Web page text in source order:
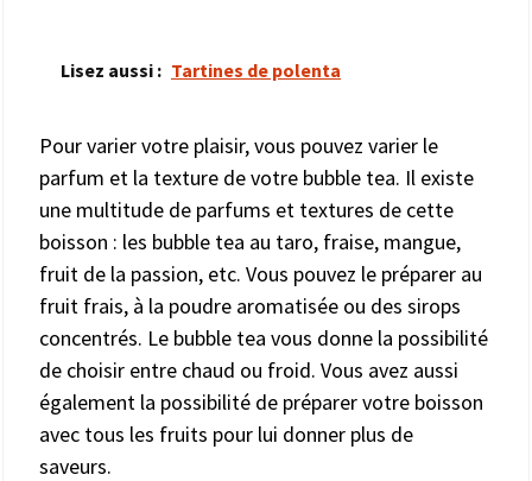
Lisez aussi : Tartines de polenta
Pour varier votre plaisir, vous pouvez varier le
parfum et la texture de votre bubble tea. Il existe
une multitude de parfums et textures de cette
boisson : les bubble tea au taro, fraise, mangue,
fruit de la passion, etc. Vous pouvez le préparer au
fruit frais, à la poudre aromatisée ou des sirops
concentrés. Le bubble tea vous donne la possibilité
de choisir entre chaud ou froid. Vous avez aussi
également la possibilité de préparer votre boisson
avec tous les fruits pour lui donner plus de
saveurs.